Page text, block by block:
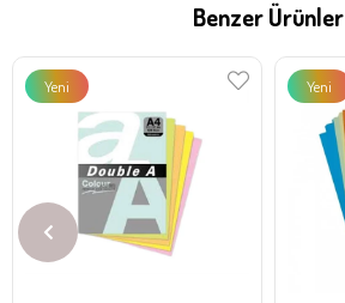
Benzer Ürünler
Yeni
Yeni
Ürün